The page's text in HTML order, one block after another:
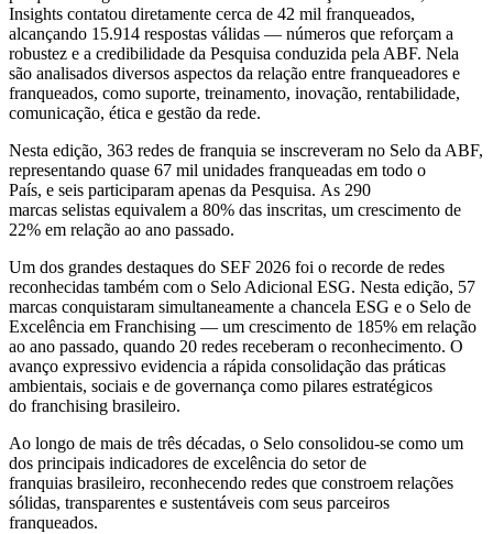
Insights contatou diretamente cerca de 42 mil franqueados,
alcançando 15.914 respostas válidas — números que reforçam a
robustez e a credibilidade da Pesquisa conduzida pela ABF. Nela
são analisados diversos aspectos da relação entre franqueadores e
franqueados, como suporte, treinamento, inovação, rentabilidade,
comunicação, ética e gestão da rede.
Nesta edição, 363 redes de franquia se inscreveram no Selo da ABF,
representando quase 67 mil unidades franqueadas em todo o
País, e seis participaram apenas da Pesquisa. As 290
marcas selistas equivalem a 80% das inscritas, um crescimento de
22% em relação ao ano passado.
Um dos grandes destaques do SEF 2026 foi o recorde de redes
reconhecidas também com o Selo Adicional ESG. Nesta edição, 57
marcas conquistaram simultaneamente a chancela ESG e o Selo de
Excelência em Franchising — um crescimento de 185% em relação
ao ano passado, quando 20 redes receberam o reconhecimento. O
avanço expressivo evidencia a rápida consolidação das práticas
ambientais, sociais e de governança como pilares estratégicos
do franchising brasileiro.
Ao longo de mais de três décadas, o Selo consolidou-se como um
dos principais indicadores de excelência do setor de
franquias brasileiro, reconhecendo redes que constroem relações
sólidas, transparentes e sustentáveis com seus parceiros
franqueados.